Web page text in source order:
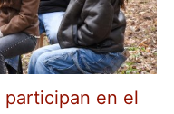
participan en el